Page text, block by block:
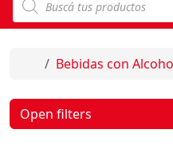
s
q
d
Home
Bebidas con
Open filters